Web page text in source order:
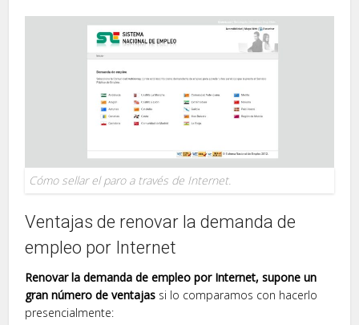
Cómo sellar el paro a través de Internet.
Ventajas de renovar la demanda de
empleo por Internet
Renovar la demanda de empleo por Internet, supone un
gran número de ventajas si lo comparamos con hacerlo
presencialmente: